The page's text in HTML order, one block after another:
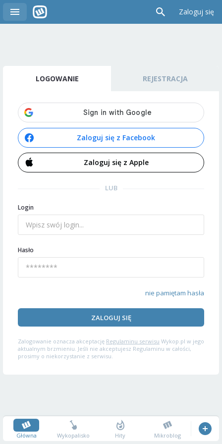
Zaloguj się
LOGOWANIE REJESTRACJA
Zaloguj się z Facebook
Zaloguj się z Apple
LUB
Login
Hasło
nie pamiętam hasła
ZALOGUJ SIĘ
Zalogowanie oznacza akceptację Regulaminu serwisu Wykop.pl w jego
aktualnym brzmieniu. Jeśli nie akceptujesz Regulaminu w całości,
prosimy o niekorzystanie z serwisu.
Główna Wykopalisko Hity Mikroblog